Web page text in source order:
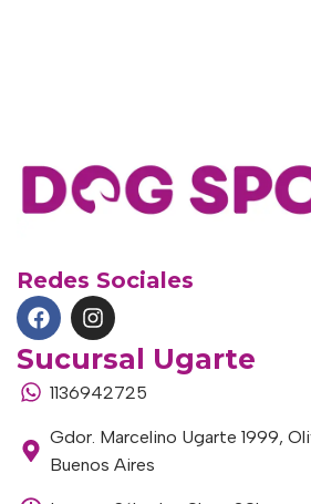
Redes Sociales
Sucursal Ugarte
1136942725
Gdor. Marcelino Ugarte 1999,
Buenos Aires